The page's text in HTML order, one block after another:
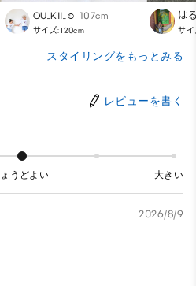
OU_KII_☺︎ 107cm
サイズ:120cm
は
サ
スタイリングをもっとみる
レビューを書く
うどよい 大きい
2026/8/9